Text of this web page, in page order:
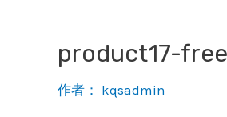
product17-
作者： kqsadmin